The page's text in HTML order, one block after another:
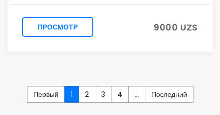
ПРОСМОТР 9000 UZS
Первый 1 2 3 4 ... Последний